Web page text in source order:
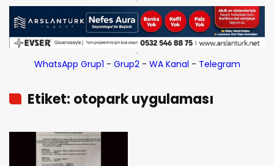
WhatsApp Grup1 - Grup2- WA Kanal - Telegram
Etiket: otopark uygulaması